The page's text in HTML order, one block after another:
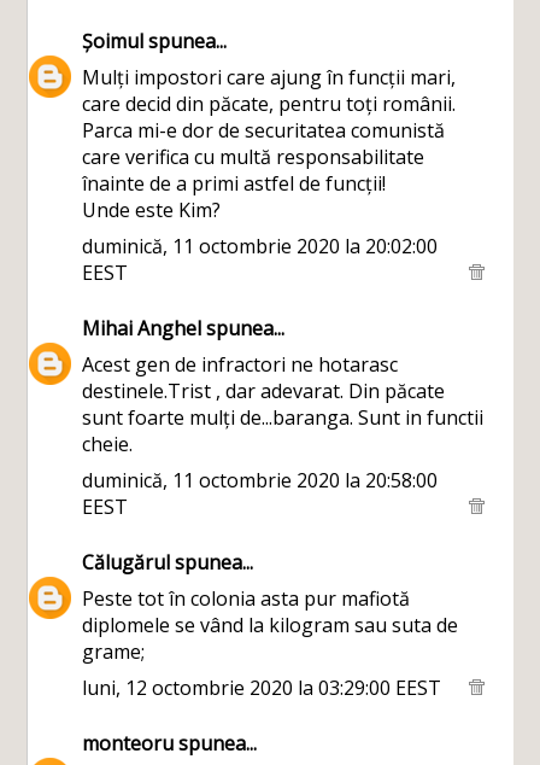
Șoimulspunea...
Mulți impostori care ajung în funcții mari,
care decid din păcate, pentru toți românii.
Parca mi-e dor de securitatea comunistă
care verifica cu multă responsabilitate
înainte de a primi astfel de funcții!
Unde este Kim?
duminică, 11 octombrie 2020 la 20:02:00
EEST
Mihai Anghelspunea...
Acest gen de infractori ne hotarasc
destinele.Trist , dar adevarat. Din păcate
sunt foarte mulți de...baranga. Sunt in functii
cheie.
duminică, 11 octombrie 2020 la 20:58:00
EEST
Călugărulspunea...
Peste tot în colonia asta pur mafiotă
diplomele se vând la kilogram sau suta de
grame;
luni, 12 octombrie 2020 la 03:29:00 EEST
monteoruspunea...